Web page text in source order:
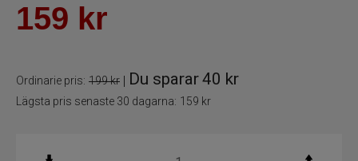
Jiggar och Gummibeten
Jerkbaits - tailbaits
Wobbler
Vibrationsbeten Bladebaits
159 kr
Ordinarie pris: 199 kr | Du sparar40 kr
Lägsta pris senaste 30 dagarna: 159 kr